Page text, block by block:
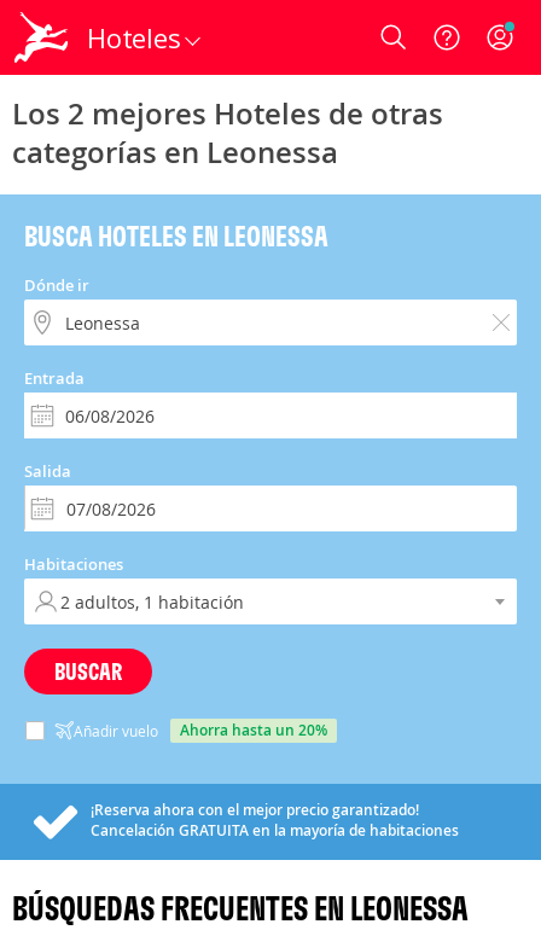
Hoteles Login
Los 2 mejores Hoteles de otras
categorías en Leonessa
BUSCA HOTELES EN LEONESSA
Dónde ir
Entrada
Salida
Habitaciones
BUSCAR
Añadir vuelo ahorra hasta un 20%
¡Reserva ahora con el mejor precio garantizado!
Cancelación GRATUITAen la mayoría de habitaciones
BÚSQUEDAS FRECUENTES EN LEONESSA